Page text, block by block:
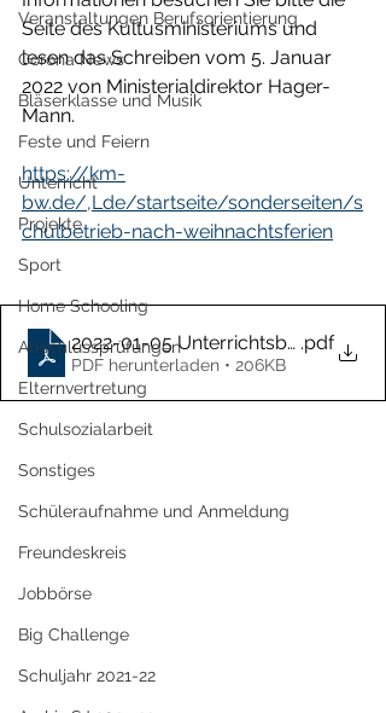
Veranstaltungen Berufsorientierung
Corona News
Bläserklasse und Musik
Feste und Feiern
Unterricht
Projekte
Sport
Home Schooling
Abschlussprüfungen
Elternvertretung
Schulsozialarbeit
Sonstiges
Schüleraufnahme und Anmeldung
Freundeskreis
Jobbörse
Big Challenge
Schuljahr 2021-22
Seite des Kultusministeriums und
lesen das Schreiben vom 5. Januar
2022 von Ministerialdirektor Hager-
Mann.
https://km-
bw.de/,Lde/startseite/sonderseiten/s
chulbetrieb-nach-weihnachtsferien
2022-01-05 Unterrichtsbetrieb
.pdf
PDF herunterladen • 206KB